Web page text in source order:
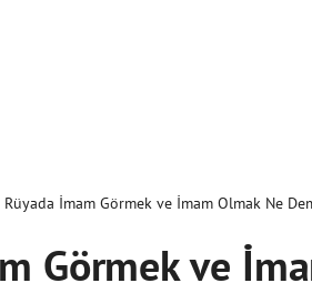
Rüyada İmam Görmek ve İmam Olmak Ne
Görmek ve